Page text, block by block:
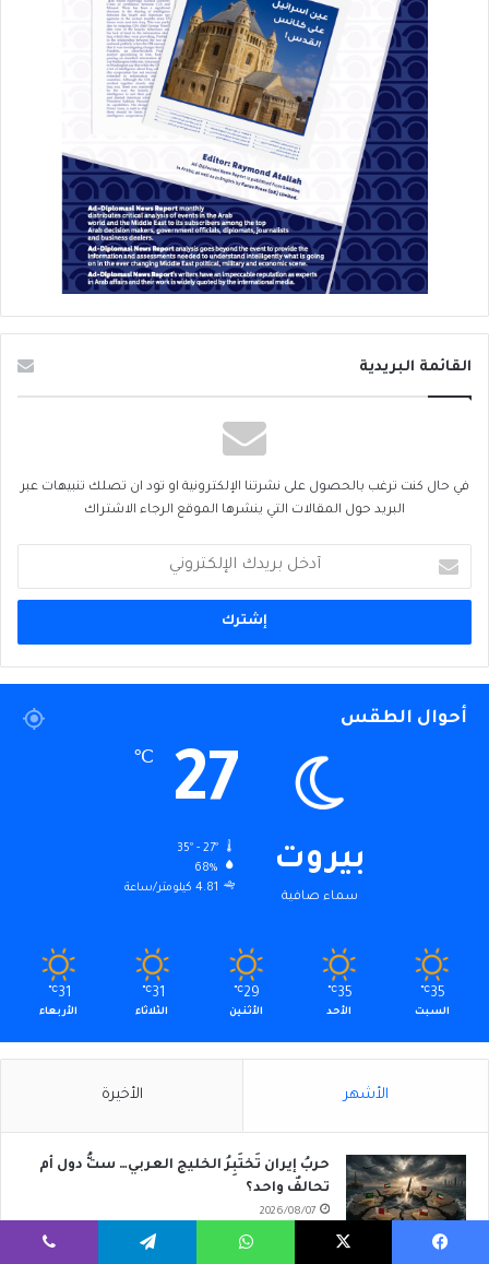
القائمة البريدية
في حال كنت ترغب بالحصول على نشرتنا الإلكترونية او تود ان تصلك تنبيهات عبر
البريد حول المقالات التي ينشرها الموقع الرجاء الاشتراك
بريدك
الإلكتروني
أحوال الطقس
بيروت
سماء صافية
27
℃
35º - 27º
68%
4.81 كيلومتر/ساعة
35
℃
السبت
35
℃
الأحد
29
℃
الأثنين
31
℃
الثلاثاء
31
℃
الأربعاء
الأشهر الأخيرة
حربُ إيران تَختَبِرُ الخليج العربي… ستُّ دول أم
تحالفٌ واحد؟
2026/08/07